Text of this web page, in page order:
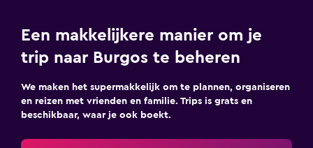
Een makkelijkere manier om je
trip naar Burgos te beheren
We maken het supermakkelijk om te plannen, organiseren
en reizen met vrienden en familie. Trips is grats en
beschikbaar, waar je ook boekt.